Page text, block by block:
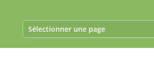
Sélectionner une page